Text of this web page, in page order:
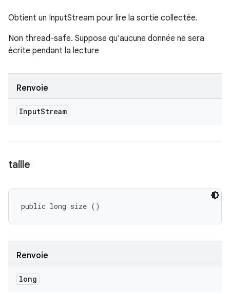
Obtient un InputStream pour lire la sortie collectée.
Non thread-safe. Suppose qu'aucune donnée ne sera
écrite pendant la lecture
Renvoie
InputStream
taille
public long size ()
Renvoie
long